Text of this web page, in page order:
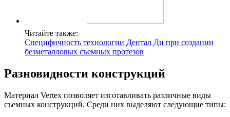
Читайте также:
Специфичность технологии Дентал Ди при создании
безметалловых съемных протезов
Разновидности конструкций
Материал Vertex позволяет изготавливать различные виды
съемных конструкций. Среди них выделяют следующие типы: